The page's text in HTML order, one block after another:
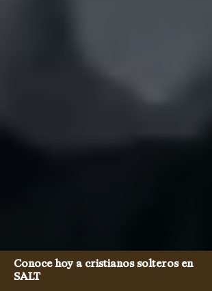
Conoce hoy a cristianos solteros en
SALT